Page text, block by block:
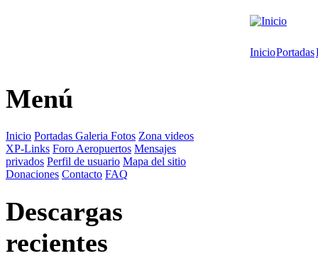
InicioPortadas
Menú
Inicio Portadas Galeria Fotos Zona videos
XP-Links Foro Aeropuertos Mensajes
privados Perfil de usuario Mapa del sitio
Donaciones Contacto FAQ
Descargas
recientes